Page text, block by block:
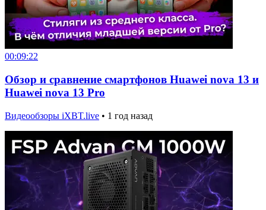
00:09:22
Обзор и сравнение смартфонов Huawei nova 13 и
Huawei nova 13 Pro
Видеообзоры iXBT.live • 1 год назад